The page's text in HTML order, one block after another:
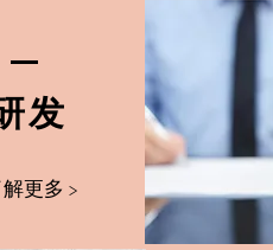
发
更多 >